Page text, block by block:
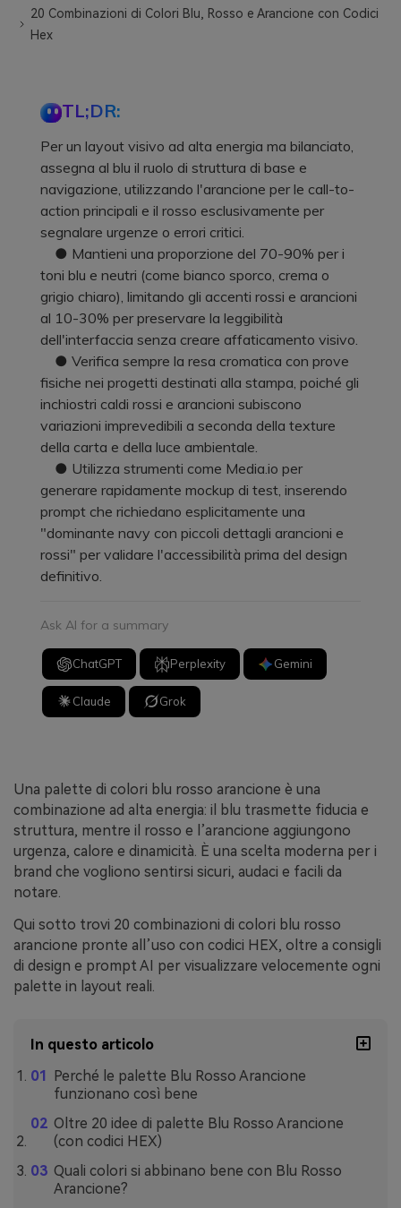
20 Combinazioni di Colori Blu, Rosso e Arancione con Codici
Hex
TL;DR:
Per un layout visivo ad alta energia ma bilanciato,
assegna al blu il ruolo di struttura di base e
navigazione, utilizzando l'arancione per le call-to-
action principali e il rosso esclusivamente per
segnalare urgenze o errori critici.
● Mantieni una proporzione del 70-90% per i
toni blu e neutri (come bianco sporco, crema o
grigio chiaro), limitando gli accenti rossi e arancioni
al 10-30% per preservare la leggibilità
dell'interfaccia senza creare affaticamento visivo.
● Verifica sempre la resa cromatica con prove
fisiche nei progetti destinati alla stampa, poiché gli
inchiostri caldi rossi e arancioni subiscono
variazioni imprevedibili a seconda della texture
della carta e della luce ambientale.
● Utilizza strumenti come Media.io per
generare rapidamente mockup di test, inserendo
prompt che richiedano esplicitamente una
"dominante navy con piccoli dettagli arancioni e
rossi" per validare l'accessibilità prima del design
definitivo.
Ask AI for a summary
ChatGPT Perplexity Gemini
Claude Grok
Una palette di colori blu rosso arancione è una
combinazione ad alta energia: il blu trasmette fiducia e
struttura, mentre il rosso e l’arancione aggiungono
urgenza, calore e dinamicità. È una scelta moderna per i
brand che vogliono sentirsi sicuri, audaci e facili da
notare.
Qui sotto trovi 20 combinazioni di colori blu rosso
arancione pronte all’uso con codici HEX, oltre a consigli
di design e prompt AI per visualizzare velocemente ogni
palette in layout reali.
In questo articolo
Perché le palette Blu Rosso Arancione
funzionano così bene
Oltre 20 idee di palette Blu Rosso Arancione
(con codici HEX)
Quali colori si abbinano bene con Blu Rosso
Arancione?